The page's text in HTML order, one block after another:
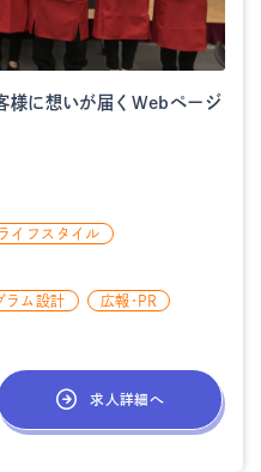
様に想いが届くWebページ
イフスタイル
ラム設計 広報・PR
求人詳細へ